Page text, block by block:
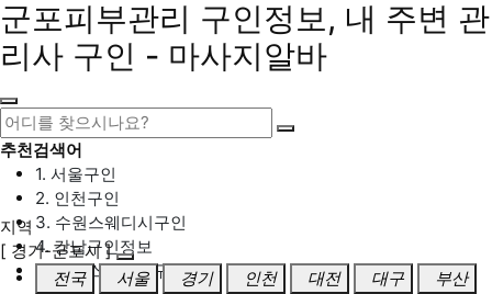
군포피부관리 구인정보, 내 주변 관
리사 구인 - 마사지알바
추천검색어
1. 서울구인
2. 인천구인
3. 수원스웨디시구인
4. 강남구인정보
5. 동탄스웨디시구인
지역
[ 경기-군포시 ]
전국
서울 경기 인천 대전 대구
부산